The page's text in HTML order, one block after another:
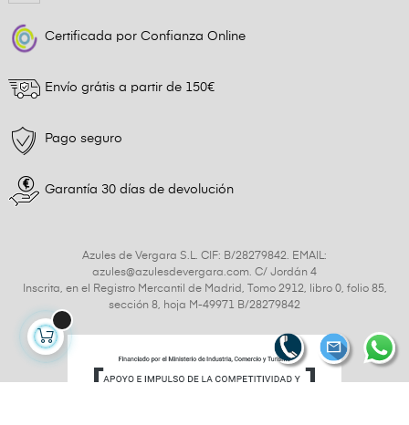
Certificada por Confianza Online
Envío grátis a partir de 150€
Pago seguro
Garantía 30 días de devolución
Azules de Vergara S.L. CIF: B/28279842. EMAIL:
azules@azulesdevergara.com. C/ Jordán 4
Inscrita, en el Registro Mercantil de Madrid, Tomo 2912, libro 0, folio 85,
sección 8, hoja M-49971 B/28279842